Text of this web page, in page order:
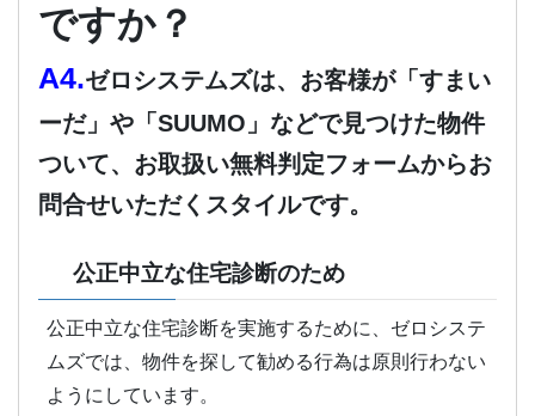
ですか？
A4.ゼロシステムズは、お客様が「すまい
ーだ」や「SUUMO」などで見つけた物件
ついて、お取扱い無料判定フォームからお
問合せいただくスタイルです。
公正中立な住宅診断のため
公正中立な住宅診断を実施するために、ゼロシステ
ムズでは、物件を探して勧める行為は原則行わない
ようにしています。